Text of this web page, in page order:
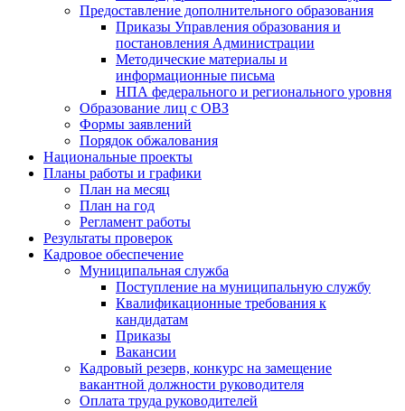
Предоставление дополнительного образования
Приказы Управления образования и
постановления Администрации
Методические материалы и
информационные письма
НПА федерального и регионального уровня
Образование лиц с ОВЗ
Формы заявлений
Порядок обжалования
Национальные проекты
Планы работы и графики
План на месяц
План на год
Регламент работы
Результаты проверок
Кадровое обеспечение
Муниципальная служба
Поступление на муниципальную службу
Квалификационные требования к
кандидатам
Приказы
Вакансии
Кадровый резерв, конкурс на замещение
вакантной должности руководителя
Оплата труда руководителей